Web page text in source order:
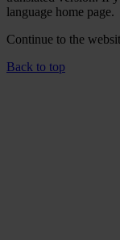
language home page.
Continue to the
Back to top